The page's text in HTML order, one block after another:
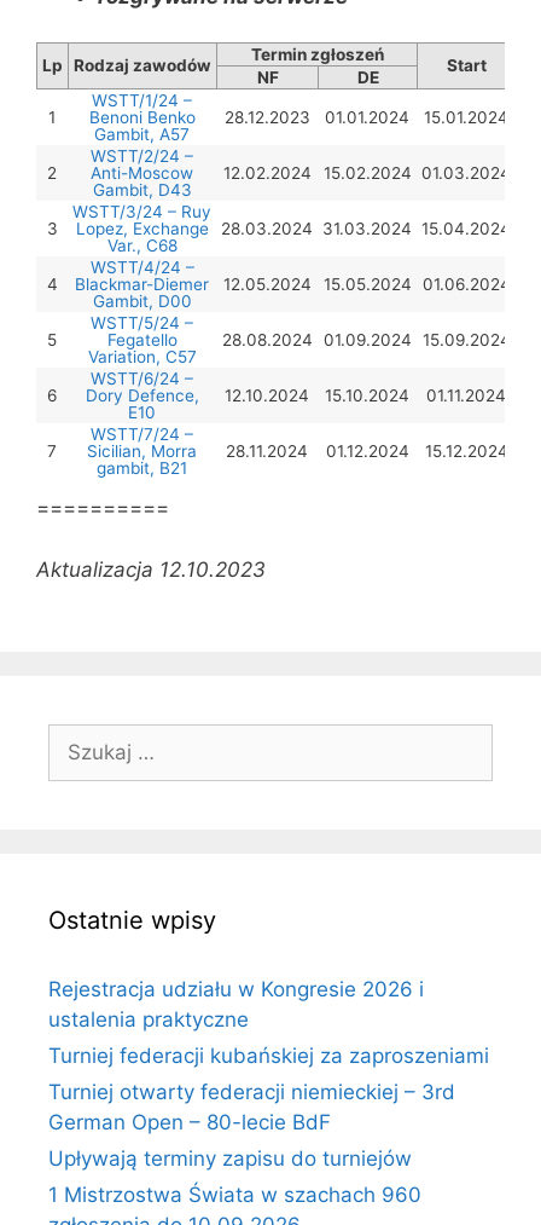
Lp Rodzaj zawodów
Termin zgłoszeń
Start
NF DE
1
WSTT/1/24 –
Benoni Benko
Gambit, A57
28.12.2023 01.01.2024 15.01.2024
2
WSTT/2/24 –
Anti-Moscow
Gambit, D43
12.02.2024 15.02.2024 01.03.2024
3
WSTT/3/24 – Ruy
Lopez, Exchange
Var., C68
28.03.2024 31.03.2024 15.04.2024
4
WSTT/4/24 –
Blackmar-Diemer
Gambit, D00
12.05.2024 15.05.2024 01.06.2024
5
WSTT/5/24 –
Fegatello
Variation, C57
28.08.2024 01.09.2024 15.09.2024
6
WSTT/6/24 –
Dory Defence,
E10
12.10.2024 15.10.2024 01.11.2024
7
WSTT/7/24 –
Sicilian, Morra
gambit, B21
28.11.2024 01.12.2024 15.12.2024
==========
Aktualizacja 12.10.2023
Szukaj:
Ostatnie wpisy
Rejestracja udziału w Kongresie 2026 i
ustalenia praktyczne
Turniej federacji kubańskiej za zaproszeniami
Turniej otwarty federacji niemieckiej – 3rd
German Open – 80-lecie BdF
Upływają terminy zapisu do turniejów
1 Mistrzostwa Świata w szachach 960